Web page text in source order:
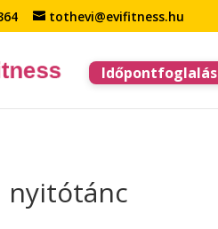
tothevi@evifitness.hu
Időpontfoglalás
nyitótánc